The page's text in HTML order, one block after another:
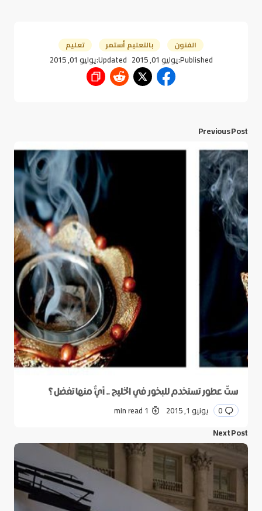
الفنون بالتعليم أستمر تعليم
Published:يوليو 01, 2015 Updated:يوليو 01, 2015
Previous Post
ستّ عطور تستخدم للبخور في الخليج .. أيٌّ منها تفضل؟
0 يونيو 1, 2015 1 min read
Next Post